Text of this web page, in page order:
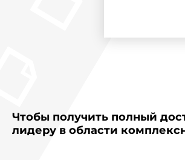
Чтобы получить полный
лидеру в области